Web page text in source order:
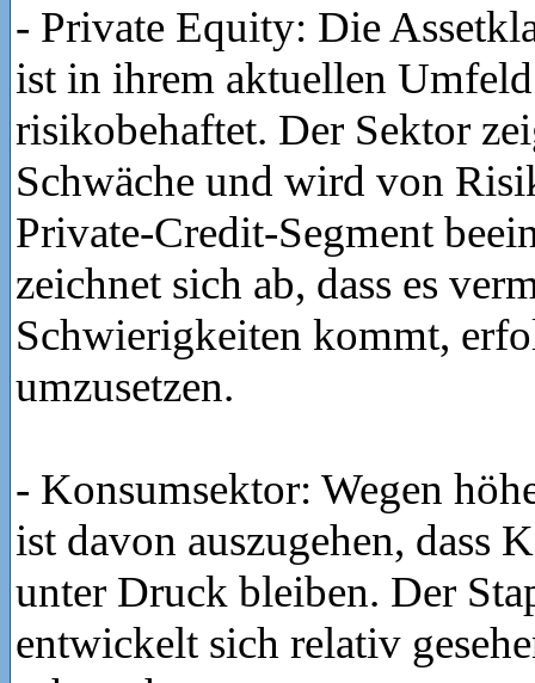
- Private Equity: Die
ist in ihrem aktuellen
risikobehaftet. Der Sektor
Schwäche und wird von
Private-Credit-Segment
zeichnet sich ab, dass es
Schwierigkeiten kommt,
umzusetzen.
- Konsumsektor: Wegen
ist davon auszugehen, dass
unter Druck bleiben. Der
entwickelt sich relativ